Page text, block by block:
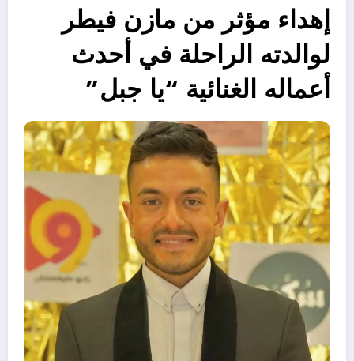
إهداء مؤثر من مازن فيطر
لوالدته الراحلة في أحدث
أعماله الغنائية “يا جبل”